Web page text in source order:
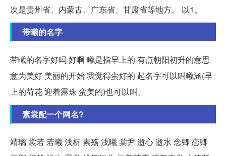
次是贵州省、内蒙古、广东省、甘肃省等地方。 以1。
带曦的名字
带曦的名字好吗 好啊 曦是指早上的 有点朝阳初升的意思
意为美好 美丽的开始 我觉得蛮好的 起名字可以叫曦涵(早
上的荷花 迎着露珠 蛮美的)也可以叫。
素裳配一个网名?
靖璃 裳若 若曦 浅析 素殇 浅曦 棠尹 逝心 逝水 念卿 恋卿